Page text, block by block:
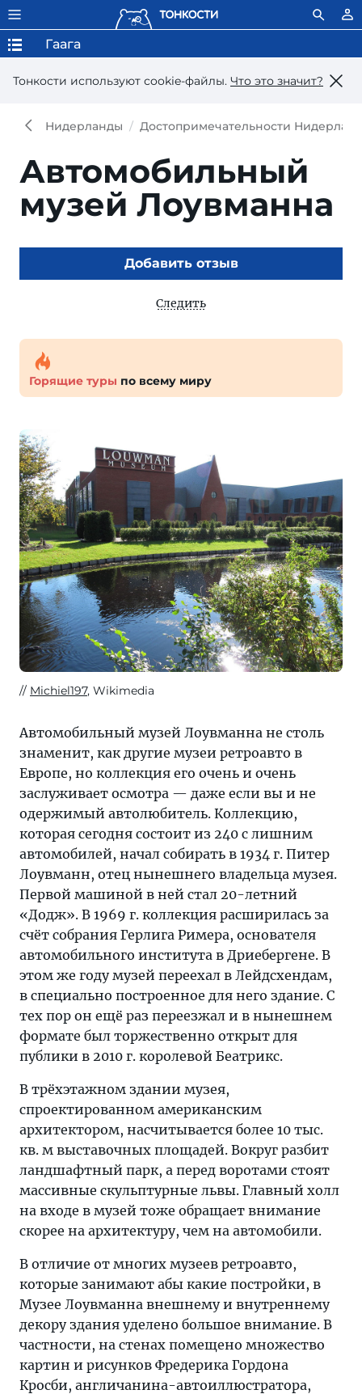
Тонкости используют сookie-файлы. Что это значит?
Гаага
Нидерланды Достопримечательности
Автомобильный
музей Лоувманна
Добавить отзыв
Следить
Горящие туры по всему миру
Michiel197, Wikimedia
Автомобильный музей Лоувманна не столь
знаменит, как другие музеи ретроавто в
Европе, но коллекция его очень и очень
заслуживает осмотра — даже если вы и не
одержимый автолюбитель. Коллекцию,
которая сегодня состоит из 240 с лишним
автомобилей, начал собирать в 1934 г. Питер
Лоувманн, отец нынешнего владельца музея.
Первой машиной в ней стал 20-летний
«Додж». В 1969 г. коллекция расширилась за
счёт собрания Герлига Римера, основателя
автомобильного института в Дриебергене. В
этом же году музей переехал в Лейдсхендам,
в специально построенное для него здание. С
тех пор он ещё раз переезжал и в нынешнем
формате был торжественно открыт для
публики в 2010 г. королевой Беатрикс.
В трёхэтажном здании музея,
спроектированном американским
архитектором, насчитывается более 10 тыс.
кв. м выставочных площадей. Вокруг разбит
ландшафтный парк, а перед воротами стоят
массивные скульптурные львы. Главный холл
на входе в музей тоже обращает внимание
скорее на архитектуру, чем на автомобили.
В отличие от многих музеев ретроавто,
которые занимают абы какие постройки, в
Музее Лоувманна внешнему и внутреннему
декору здания уделено большое внимание. В
частности, на стенах помещено множество
картин и рисунков Фредерика Гордона
Кросби, англичанина-автоиллюстратора,